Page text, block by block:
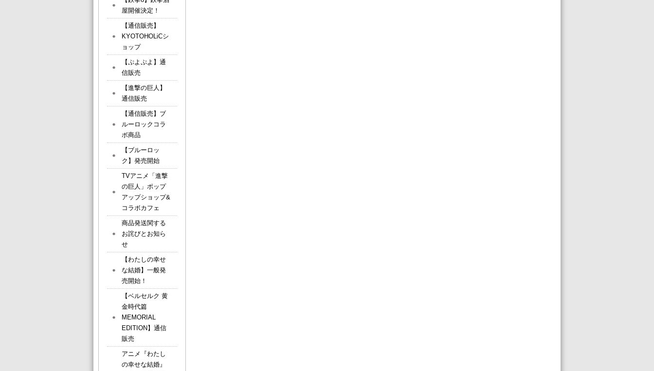
屋開催決定！
【通信販売】
KYOTOHOLiCシ
ョップ
【ぷよぷよ】通
信販売
【進撃の巨人】
通信販売
【通信販売】ブ
ルーロックコラ
ボ商品
【ブルーロッ
ク】発売開始
TVアニメ「進撃
の巨人」ポップ
アップショップ&
コラボカフェ
商品発送関する
お詫びとお知ら
せ
【わたしの幸せ
な結婚】一般発
売開始！
【ベルセルク 黄
金時代篇
MEMORIAL
EDITION】通信
販売
アニメ『わたし
の幸せな結婚』